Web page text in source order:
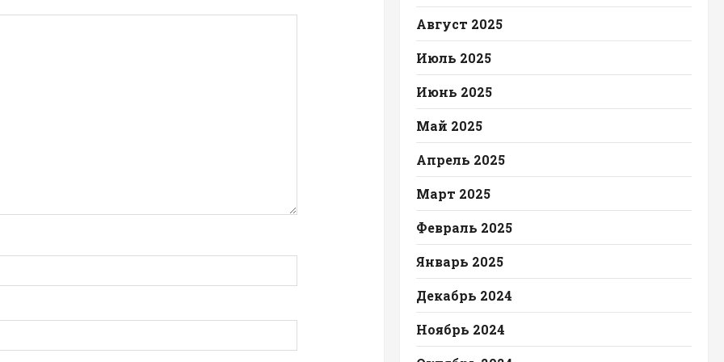
Август 2025
Июль 2025
Июнь 2025
Май 2025
Апрель 2025
Март 2025
Февраль 2025
Январь 2025
Декабрь 2024
Ноябрь 2024